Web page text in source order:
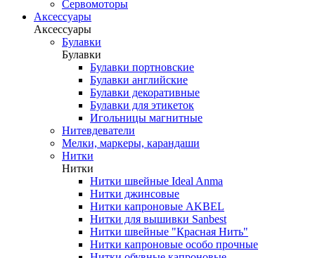
Сервомоторы
Аксессуары
Аксессуары
Булавки
Булавки
Булавки портновские
Булавки английские
Булавки декоративные
Булавки для этикеток
Игольницы магнитные
Нитевдеватели
Мелки, маркеры, карандаши
Нитки
Нитки
Нитки швейные Ideal Anma
Нитки джинсовые
Нитки капроновые AKBEL
Нитки для вышивки Sanbest
Нитки швейные "Красная Нить"
Нитки капроновые особо прочные